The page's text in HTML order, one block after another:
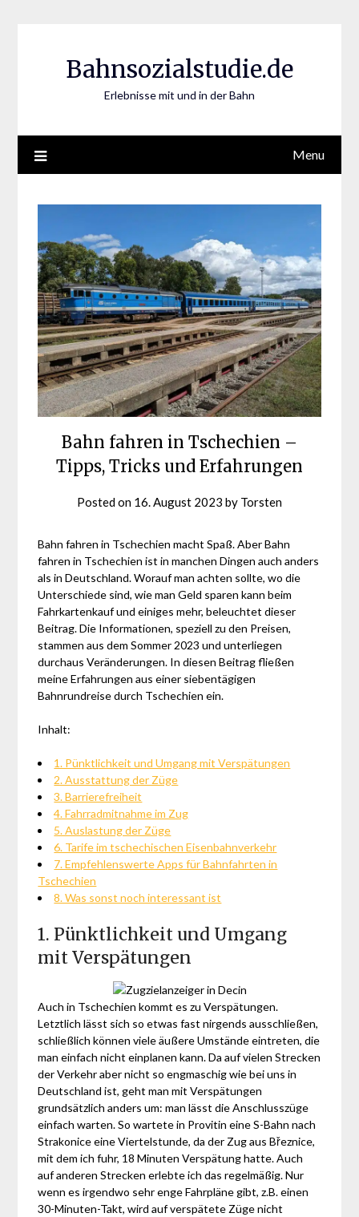
Bahnsozialstudie.de
Erlebnisse mit und in der Bahn
Menu
Bahn fahren in Tschechien –
Tipps, Tricks und Erfahrungen
Posted on 16. August 2023 by Torsten
Bahn fahren in Tschechien macht Spaß. Aber Bahn
fahren in Tschechien ist in manchen Dingen auch anders
als in Deutschland. Worauf man achten sollte, wo die
Unterschiede sind, wie man Geld sparen kann beim
Fahrkartenkauf und einiges mehr, beleuchtet dieser
Beitrag. Die Informationen, speziell zu den Preisen,
stammen aus dem Sommer 2023 und unterliegen
durchaus Veränderungen. In diesen Beitrag fließen
meine Erfahrungen aus einer siebentägigen
Bahnrundreise durch Tschechien ein.
Inhalt:
1. Pünktlichkeit und Umgang mit Verspätungen
2. Ausstattung der Züge
3. Barrierefreiheit
4. Fahrradmitnahme im Zug
5. Auslastung der Züge
6. Tarife im tschechischen Eisenbahnverkehr
7. Empfehlenswerte Apps für Bahnfahrten in
Tschechien
8. Was sonst noch interessant ist
1. Pünktlichkeit und Umgang
mit Verspätungen
Auch in Tschechien kommt es zu Verspätungen.
Letztlich lässt sich so etwas fast nirgends ausschließen,
schließlich können viele äußere Umstände eintreten, die
man einfach nicht einplanen kann. Da auf vielen Strecken
der Verkehr aber nicht so engmaschig wie bei uns in
Deutschland ist, geht man mit Verspätungen
grundsätzlich anders um: man lässt die Anschlusszüge
einfach warten. So wartete in Provitin eine S-Bahn nach
Strakonice eine Viertelstunde, da der Zug aus Březnice,
mit dem ich fuhr, 18 Minuten Verspätung hatte. Auch
auf anderen Strecken erlebte ich das regelmäßig. Nur
wenn es irgendwo sehr enge Fahrpläne gibt, z.B. einen
30-Minuten-Takt, wird auf verspätete Züge nicht